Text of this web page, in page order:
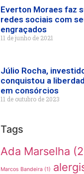
Everton Moraes faz
redes sociais com
engraçados
11 de junho de 2021
Júlio Rocha,
conquistou a
em consórcios
11 de outubro de 2023
Tags
Ada Marselha
Marcos Bandeira (1)